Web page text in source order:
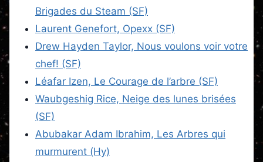
Brigades du Steam (SF)
Laurent Genefort, Opexx (SF)
Drew Hayden Taylor, Nous voulons voir votre
chef! (SF)
Léafar Izen, Le Courage de l’arbre (SF)
Waubgeshig Rice, Neige des lunes brisées
(SF)
Abubakar Adam Ibrahim, Les Arbres qui
murmurent (Hy)